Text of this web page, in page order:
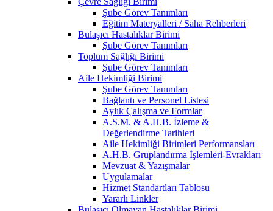
Şube Görev Tanımları
Eğitim Materyalleri / Saha Rehberleri
Bulaşıcı Hastalıklar Birimi
Şube Görev Tanımları
Toplum Sağlığı Birimi
Şube Görev Tanımları
Aile Hekimliği Birimi
Şube Görev Tanımları
Bağlantı ve Personel Listesi
Aylık Çalışma ve Formlar
A.S.M. & A.H.B. İzleme &
Değerlendirme Tarihleri
Aile Hekimliği Birimleri Performansları
A.H.B. Gruplandırma İşlemleri-Evrakları
Mevzuat & Yazışmalar
Uygulamalar
Hizmet Standartları Tablosu
Yararlı Linkler